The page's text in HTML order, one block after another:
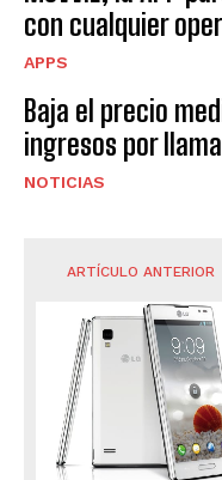
con cualquier
APPS
Baja el precio
ingresos por
NOTICIAS
ARTÍCULO ANTERIOR